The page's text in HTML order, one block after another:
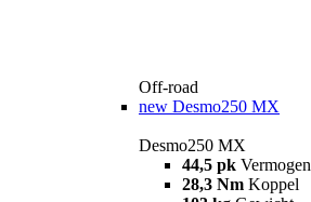
Off-road
new Desmo250 MX
Desmo250 MX
44,5 pk Vermogen
28,3 Nm Koppel